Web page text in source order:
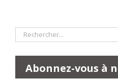
Rechercher:
Abonnez-vous à